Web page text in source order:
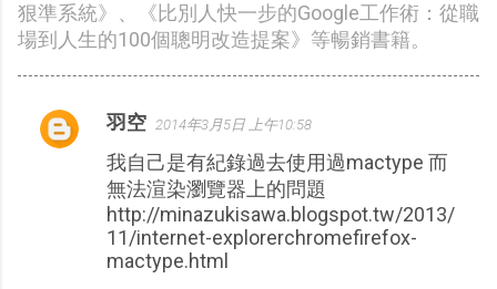
狠準系統》、《比別人快一步的Google工作術：從職
場到人生的100個聰明改造提案》等暢銷書籍。
留
羽空 2014年3月5日 上午10:58
我自己是有紀錄過去使用過mactype 而
無法渲染瀏覽器上的問題
http://minazukisawa.blogspot.tw/2013/
11/internet-explorerchromefirefox-
mactype.html